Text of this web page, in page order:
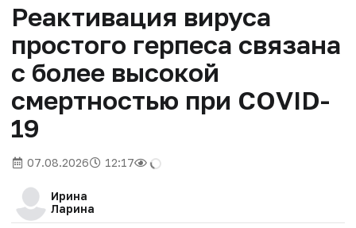
Реактивация вируса
простого герпеса связана
с более высокой
смертностью при COVID-
19
07.08.2026 12:17
Ирина
Ларина